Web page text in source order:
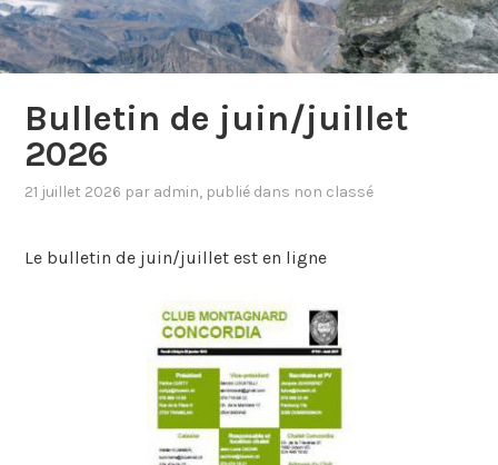
Bulletin de juin/juillet
2026
21 juillet 2026 par admin, publié dans non classé
Le bulletin de juin/juillet est en ligne